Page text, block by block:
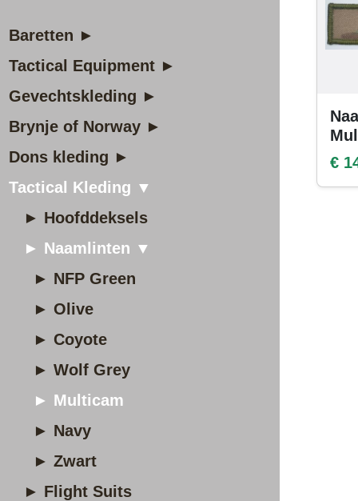
Baretten ►
Tactical Equipment ►
Gevechtskleding ►
Brynje of Norway ►
Dons kleding ►
Tactical Kleding ▼
► Hoofddeksels
► Naamlinten ▼
► NFP Green
► Olive
► Coyote
► Wolf Grey
► Multicam
► Navy
► Zwart
► Flight Suits
€